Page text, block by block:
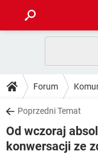
GRY
SPOTIFY
INSTAGRAM
WINDOWS 10
PORADY
PlayStation
SPOTIFY
DO POBRANIA
ANDROID
GRY
FORUM
Forum
Poprzedni Temat
Od wczoraj
konwersacji ze